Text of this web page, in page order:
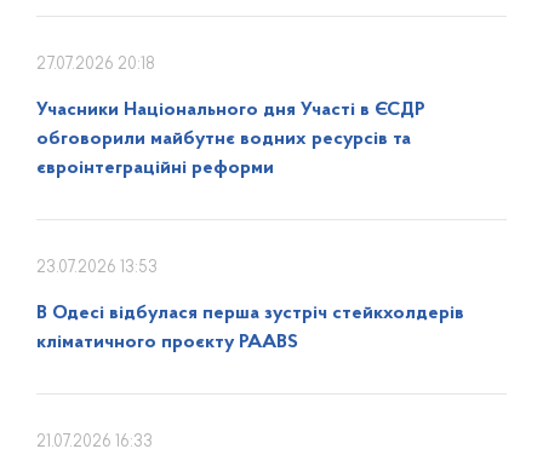
27.07.2026 20:18
Учасники Національного дня Участі в ЄСДР
обговорили майбутнє водних ресурсів та
євроінтеграційні реформи
23.07.2026 13:53
В Одесі відбулася перша зустріч стейкхолдерів
кліматичного проєкту PAABS
21.07.2026 16:33